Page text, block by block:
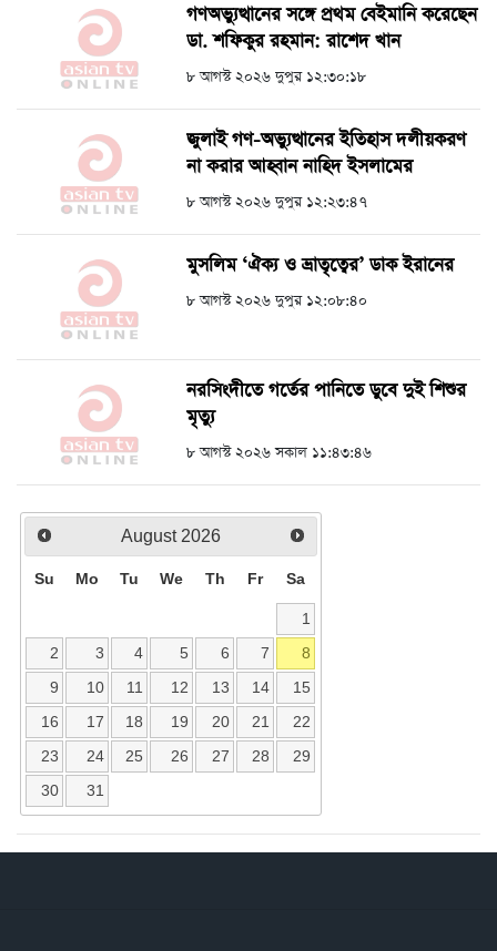
গণঅভ্যুত্থানের সঙ্গে প্রথম বেইমানি করেছেন
ডা. শফিকুর রহমান: রাশেদ খান
৮ আগস্ট ২০২৬ দুপুর ১২:৩০:১৮
জুলাই গণ-অভ্যুত্থানের ইতিহাস দলীয়করণ
না করার আহ্বান নাহিদ ইসলামের
৮ আগস্ট ২০২৬ দুপুর ১২:২৩:৪৭
মুসলিম ‘ঐক্য ও ভ্রাতৃত্বের’ ডাক ইরানের
৮ আগস্ট ২০২৬ দুপুর ১২:০৮:৪০
নরসিংদীতে গর্তের পানিতে ডুবে দুই শিশুর
মৃত্যু
৮ আগস্ট ২০২৬ সকাল ১১:৪৩:৪৬
August 2026
Su Mo Tu We Th Fr Sa
1
2
3 4 5 6 7
8
9
10 11 12 13 14
15
16
17 18 19 20 21
22
23
24 25 26 27 28
29
30
31